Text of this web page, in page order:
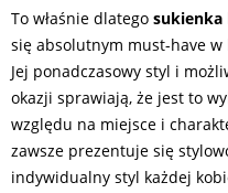
To właśnie dlatego sukienka
się absolutnym must-have
Jej ponadczasowy styl i
okazji sprawiają, że jest to
względu na miejsce i
zawsze prezentuje się
indywidualny styl każdej